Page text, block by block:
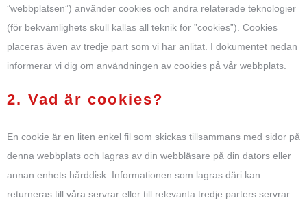
”webbplatsen”) använder cookies och andra relaterade teknologier
(för bekvämlighets skull kallas all teknik för ”cookies”). Cookies
placeras även av tredje part som vi har anlitat. I dokumentet nedan
informerar vi dig om användningen av cookies på vår webbplats.
2. Vad är cookies?
En cookie är en liten enkel fil som skickas tillsammans med sidor på
denna webbplats och lagras av din webbläsare på din dators eller
annan enhets hårddisk. Informationen som lagras däri kan
returneras till våra servrar eller till relevanta tredje parters servrar